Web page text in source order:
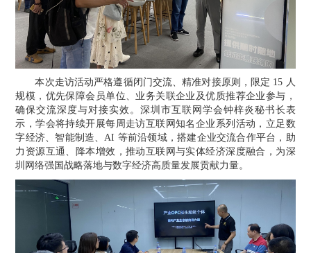
本次走访活动严格遵循闭门交流、精准对接原则，限定 15 人
规模，优先保障会员单位、业务关联企业及优质推荐企业参与，
确保交流深度与对接实效。深圳市互联网学会钟梓炎秘书长表
示，学会将持续开展每周走访互联网知名企业系列活动，立足数
字经济、智能制造、 AI 等前沿领域，搭建企业交流合作平台，助
力资源互通、降本增效，推动互联网与实体经济深度融合，为深
圳网络强国战略落地与数字经济高质量发展贡献力量。